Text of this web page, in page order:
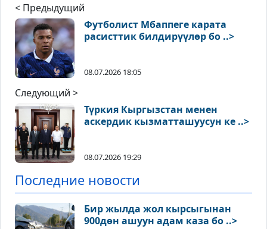
< Предыдущий
Футболист Мбаппеге карата
расисттик билдирүүлөр бо ..>
08.07.2026 18:05
Следующий >
Түркия Кыргызстан менен
аскердик кызматташуусун ке ..>
08.07.2026 19:29
Последние новости
Бир жылда жол кырсыгынан
900дөн ашуун адам каза бо ..>